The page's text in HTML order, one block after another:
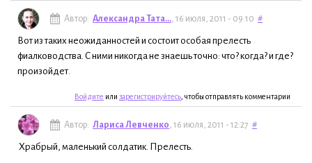
Автор: Александра Тата... , 16 июля, 2011 - 09:10 #
Вот из таких неожиданностей и состоит особая прелесть
фиалководства. С ними никогда не знаешь точно: что? когда? и где?
произойдет.
Войдите или зарегистрируйтесь , чтобы отправлять комментарии
Автор: Лариса Левченко , 16 июля, 2011 - 12:27 #
Храбрый, маленький солдатик. Прелесть.